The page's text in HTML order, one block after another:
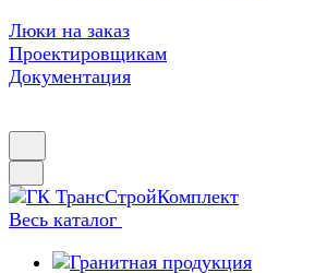
Люки на заказ
Проектировщикам
Документация
Весь каталог